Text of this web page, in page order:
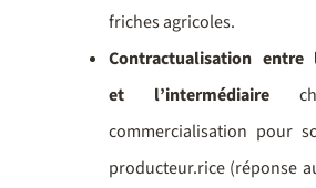
friches agricoles.
Contractualisation entre
et l’intermédiaire
commercialisation pour
producteur.rice (réponse